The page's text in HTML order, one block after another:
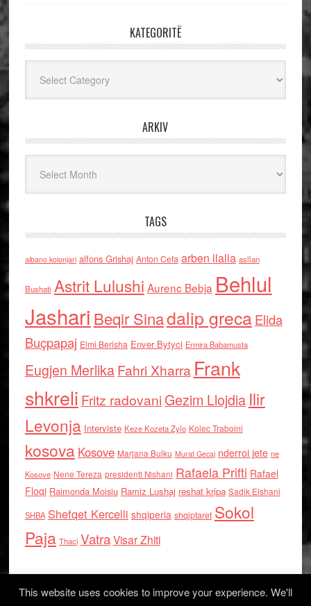
KATEGORITË
ARKIV
TAGS
albano kolonjari alfons Grishaj Anton Cefa arben llalla asllan
Bushati Astrit Lulushi Aurenc Bebja Behlul
Jashari Beqir Sinadalip grecaElida
Buçpapaj Elmi Berisha Enver Bytyci Ermira Babamusta
Eugjen MerlikaFahri Xharra Frank
shkreli Fritz radovaniGezim Llojdia Ilir
Levonja Interviste Keze Kozeta Zylo Kolec Traboini
kosova Kosove Marjana Bulku Murat Gecaj nderroi jete ne
Kosove Nene Tereza presidenti Nishani Rafaela Prifti Rafael
Floqi Raimonda Moisiu Ramiz Lushaj reshat kripa Sadik Elshani
SHBA Shefqet Kercelli shqiperia shqiptaret Sokol
Paja Thaci VatraVisar Zhiti
This website uses cookies to improve your experience. We'll